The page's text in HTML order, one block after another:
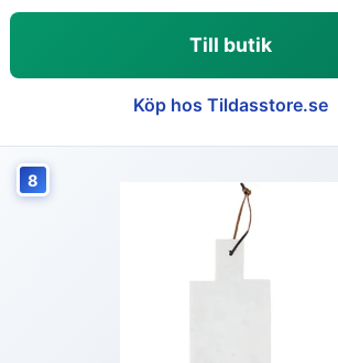
Till butik
Köp hos Tildasstore.se
8